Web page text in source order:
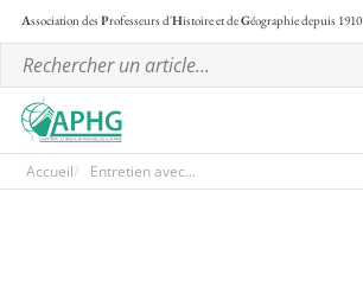
Association desProfesseurs d'Histoire et deGéographiedepuis 1910
Accueil Entretien avec...